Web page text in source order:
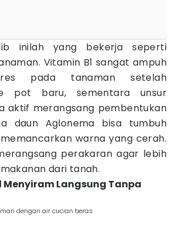
inilah yang bekerja seperti
Vitamin B1 sangat ampuh
pada tanaman setelah
pot baru, sementara unsur
aktif merangsang pembentukan
daun Aglonema bisa tumbuh
warna yang cerah.
perakaran agar lebih
dari tanah.
Menyiram Langsung Tanpa
dengan air cucian beras